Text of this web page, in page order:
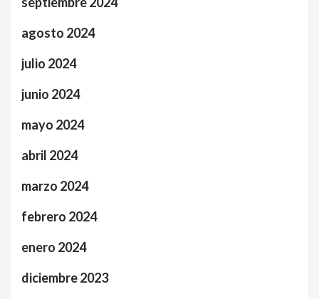
agosto 2024
julio 2024
junio 2024
mayo 2024
abril 2024
marzo 2024
febrero 2024
enero 2024
diciembre 2023